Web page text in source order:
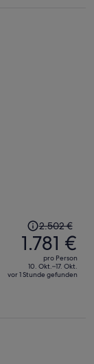
Der
Preis
betrug
2.502 €,
jetzt
2.502 €
1.781 €
pro Person
10. Okt.–17. Okt.
vor 1 Stunde gefunden